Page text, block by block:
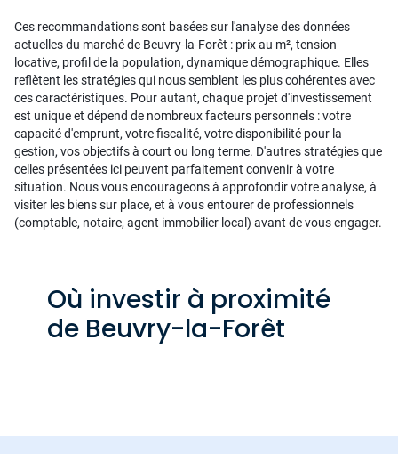
Ces recommandations sont basées sur l'analyse des données
actuelles du marché de Beuvry-la-Forêt : prix au m², tension
locative, profil de la population, dynamique démographique. Elles
reflètent les stratégies qui nous semblent les plus cohérentes avec
ces caractéristiques. Pour autant, chaque projet d'investissement
est unique et dépend de nombreux facteurs personnels : votre
capacité d'emprunt, votre fiscalité, votre disponibilité pour la
gestion, vos objectifs à court ou long terme. D'autres stratégies que
celles présentées ici peuvent parfaitement convenir à votre
situation. Nous vous encourageons à approfondir votre analyse, à
visiter les biens sur place, et à vous entourer de professionnels
(comptable, notaire, agent immobilier local) avant de vous engager.
Où investir à proximité
de Beuvry-la-Forêt